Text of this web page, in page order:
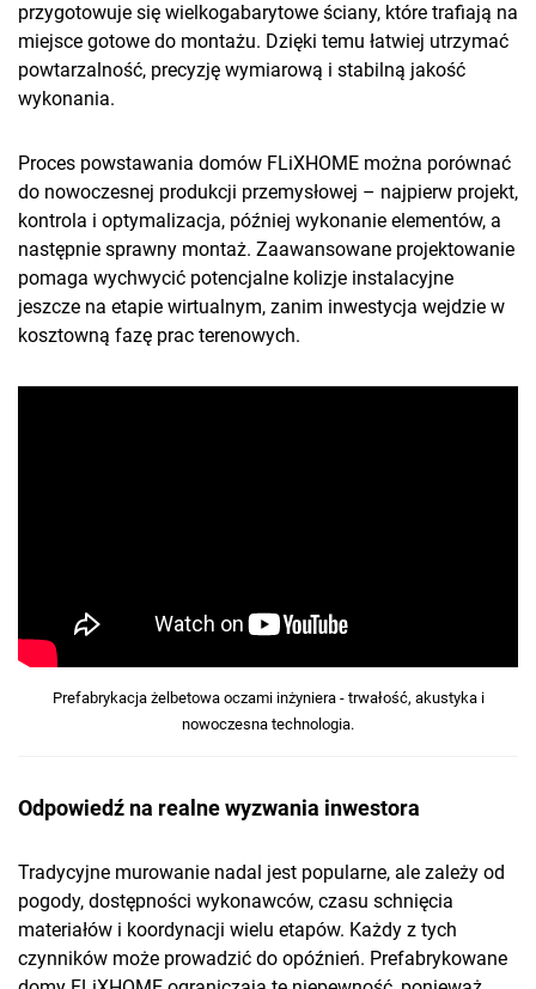
przygotowuje się wielkogabarytowe ściany, które trafiają na
miejsce gotowe do montażu. Dzięki temu łatwiej utrzymać
powtarzalność, precyzję wymiarową i stabilną jakość
wykonania.
Proces powstawania domów FLiXHOME można porównać
do nowoczesnej produkcji przemysłowej – najpierw projekt,
kontrola i optymalizacja, później wykonanie elementów, a
następnie sprawny montaż. Zaawansowane projektowanie
pomaga wychwycić potencjalne kolizje instalacyjne
jeszcze na etapie wirtualnym, zanim inwestycja wejdzie w
kosztowną fazę prac terenowych.
Prefabrykacja żelbetowa oczami inżyniera - trwałość, akustyka i
nowoczesna technologia.
Odpowiedź na realne wyzwania inwestora
Tradycyjne murowanie nadal jest popularne, ale zależy od
pogody, dostępności wykonawców, czasu schnięcia
materiałów i koordynacji wielu etapów. Każdy z tych
czynników może prowadzić do opóźnień. Prefabrykowane